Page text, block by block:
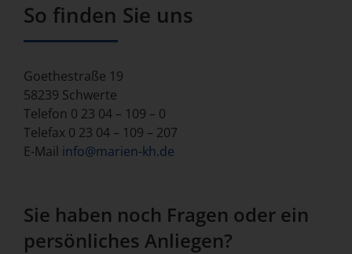
So finden Sie uns
Goethestraße 19
58239 Schwerte
Telefon 0 23 04 – 109 – 0
Telefax 0 23 04 – 109 – 207
E-Mail info@marien-kh.de
Sie haben noch Fragen oder ein
persönliches Anliegen?